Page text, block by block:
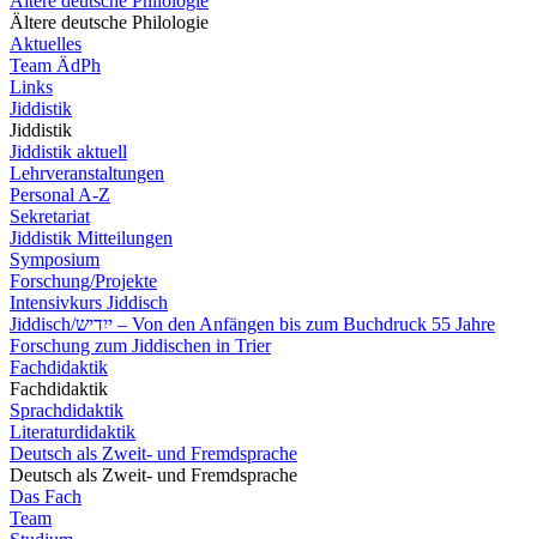
Ältere deutsche Philologie
Aktuelles
Team ÄdPh
Links
Jiddistik
Jiddistik
Jiddistik aktuell
Lehrveranstaltungen
Personal A-Z
Sekretariat
Jiddistik Mitteilungen
Symposium
Forschung/Projekte
Intensivkurs Jiddisch
Jiddisch/ייִדיש – Von den Anfängen bis zum Buchdruck 55 Jahre
Forschung zum Jiddischen in Trier
Fachdidaktik
Fachdidaktik
Sprachdidaktik
Literaturdidaktik
Deutsch als Zweit- und Fremdsprache
Deutsch als Zweit- und Fremdsprache
Das Fach
Team